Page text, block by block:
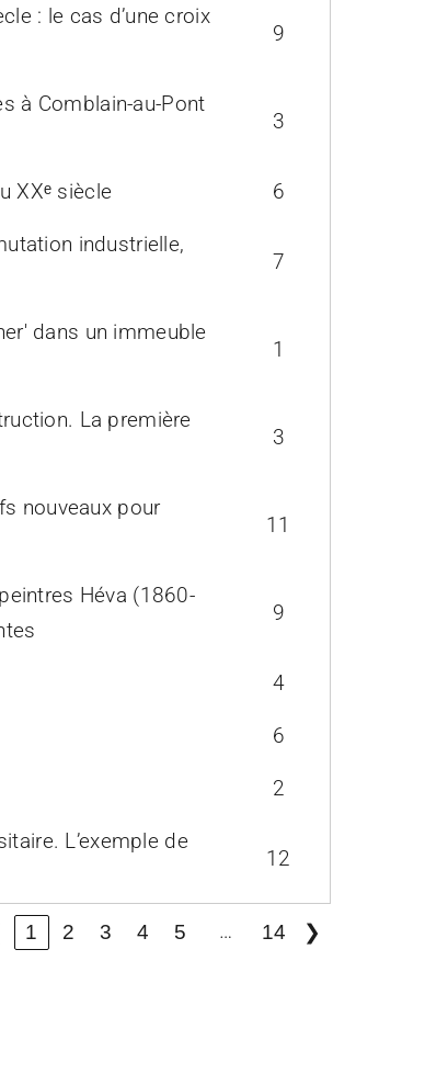
: le cas d’une croix
9
à Comblain-au-Pont
3
XXᵉ siècle 6
industrielle,
7
dans un immeuble
1
La première
3
nouveaux pour
11
Héva (1860-
9
4
6
2
L’exemple de
12
1 2 3 4 5 … 14 ❯